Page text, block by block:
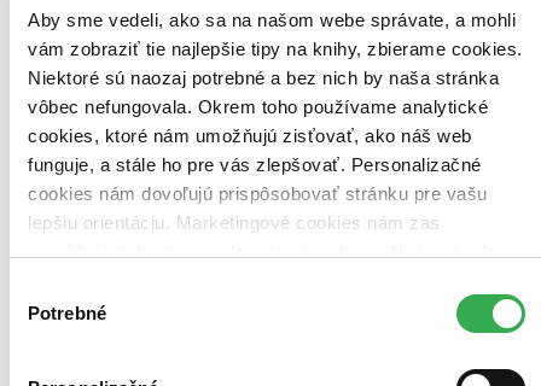
Aby sme vedeli, ako sa na našom webe správate, a mohli
vám zobraziť tie najlepšie tipy na knihy, zbierame cookies.
Niektoré sú naozaj potrebné a bez nich by naša stránka
vôbec nefungovala. Okrem toho používame analytické
cookies, ktoré nám umožňujú zisťovať, ako náš web
funguje, a stále ho pre vás zlepšovať. Personalizačné
cookies nám dovoľujú prispôsobovať stránku pre vašu
lepšiu orientáciu. Marketingové cookies nám zas
keby sme mohli používať všetky tieto cookies. Ďakujeme!
súhlasu
Potrebné
Bestsellery
Top hodnotené
Novinky
Najdrahšie
Najlacnejšie
Najvyššia zľava
Použité filtre
Hry